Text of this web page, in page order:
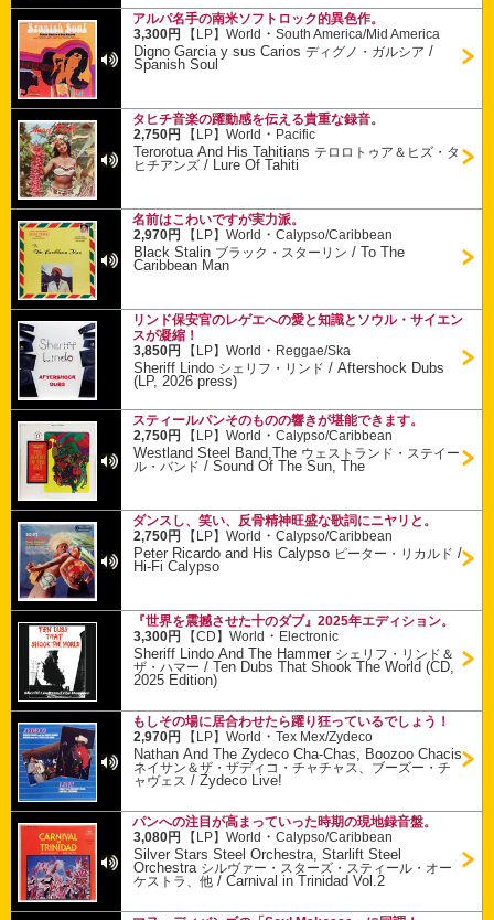
アルパ名手の南米ソフトロック的異色作。
3,300円
【LP】World ・South America/Mid America
Digno Garcia y sus Cariosディグノ・ガルシア /
Spanish Soul
タヒチ音楽の躍動感を伝える貴重な録音。
2,750円
【LP】World ・ Pacific
Terorotua And His Tahitians テロロトゥア＆ヒズ・タ
ヒチアンズ / Lure Of Tahiti
名前はこわいですが実力派。
2,970円
【LP】World ・Calypso/Caribbean
Black Stalin ブラック・スターリン /To The
Caribbean Man
リンド保安官のレゲエへの愛と知識とソウル・サイエン
スが凝縮！
3,850円
【LP】World ・ Reggae/Ska
Sheriff Lindo シェリフ・リンド /Aftershock Dubs
(LP, 2026 press)
スティールパンそのものの響きが堪能できます。
2,750円
【LP】World ・Calypso/Caribbean
Westland Steel Band,The ウェストランド・ステイー
ル・バンド /Sound Of The Sun, The
ダンスし、笑い、反骨精神旺盛な歌詞にニヤリと。
2,750円
【LP】World ・Calypso/Caribbean
Peter Ricardo and His Calypso ピーター・リカルド /
Hi-Fi Calypso
『世界を震撼させた十のダブ』2025年エディション。
3,300円
【CD】World ・ Electronic
Sheriff Lindo And The Hammer シェリフ・リンド＆
ザ・ハマー /Ten Dubs That Shook The World (CD,
2025 Edition)
もしその場に居合わせたら躍り狂っているでしょう！
2,970円
【LP】World ・ Tex Mex/Zydeco
Nathan And The Zydeco Cha-Chas, Boozoo Chacis
ネイサン＆ザ・ザディコ・チャチャス、ブーズー・チ
ャヴェス /Zydeco Live!
パンへの注目が高まっていった時期の現地録音盤。
3,080円
【LP】World ・Calypso/Caribbean
Silver Stars Steel Orchestra, Starlift Steel
Orchestra シルヴァー・スターズ・スティール・オー
ケストラ、他 /Carnival in Trinidad Vol.2